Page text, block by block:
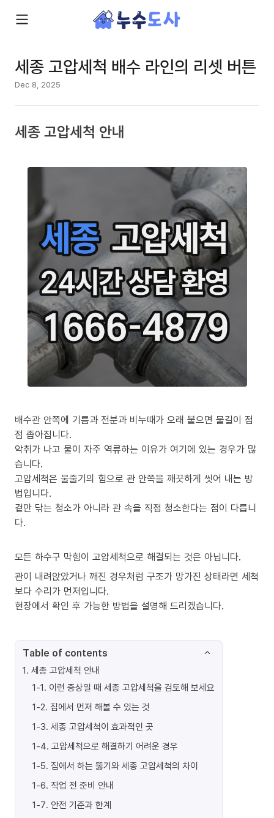
세종 고압세척 배수 라인의 리셋 버튼
Dec 8, 2025
세종 고압세척 안내
배수관 안쪽에 기름과 전분과 비누때가 오래 붙으면 물길이 점
점 좁아집니다.
악취가 나고 물이 자주 역류하는 이유가 여기에 있는 경우가 많
습니다.
고압세척은 물줄기의 힘으로 관 안쪽을 깨끗하게 씻어 내는 방
법입니다.
겉만 닦는 청소가 아니라 관 속을 직접 청소한다는 점이 다릅니
다.
모든 하수구 막힘이 고압세척으로 해결되는 것은 아닙니다.
관이 내려앉았거나 깨진 경우처럼 구조가 망가진 상태라면 세척
보다 수리가 먼저입니다.
현장에서 확인 후 가능한 방법을 설명해 드리겠습니다.
Table of contents
1. 세종 고압세척 안내
1-1. 이런 증상일 때 세종 고압세척을 검토해 보세요
1-2. 집에서 먼저 해볼 수 있는 것
1-3. 세종 고압세척이 효과적인 곳
1-4. 고압세척으로 해결하기 어려운 경우
1-5. 집에서 하는 뚫기와 세종 고압세척의 차이
1-6. 작업 전 준비 안내
1-7. 안전 기준과 한계